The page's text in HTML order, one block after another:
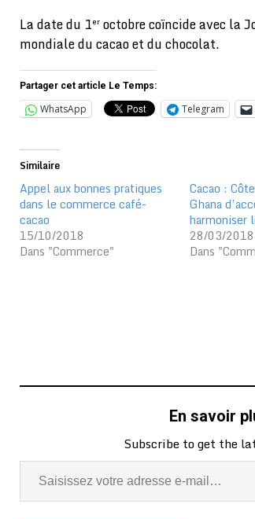
La date du 1er octobre coïncide avec la
mondiale du cacao et du chocolat.
Partager cet article Le Temps:
WhatsApp Telegram
Similaire
Appel aux bonnes pratiques
dans le commerce café-
cacao
15/10/2018
Dans "Commerce"
Cacao :
Ghana
harmoniser
28/03/2018
Dans
En savoir
Subscribe to get the